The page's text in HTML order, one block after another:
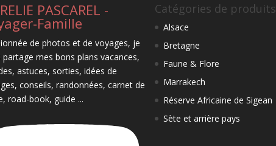
PASCAREL -
Famille
de photos et de voyages, je
partage mes bons plans vacances,
astuces, sorties, idées de
conseils, randonnées, carnet de
road-book, guide ...
Catégories de produits
Alsace
Bretagne
Faune & Flore
Marrakech
Réserve Africaine de Sigean
Sète et arrière pays